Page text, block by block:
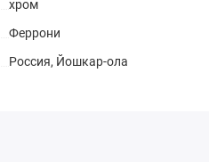
хром
Феррони
Россия, Йошкар-ола